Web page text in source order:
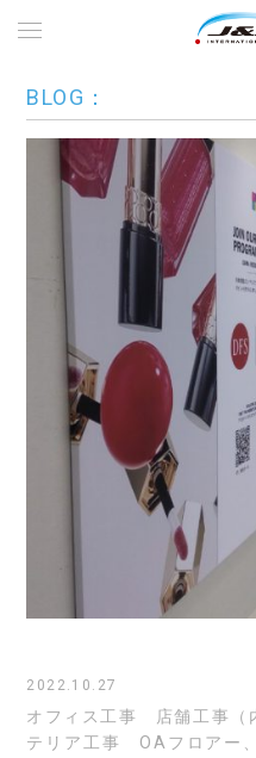
BLOG：
2022.10.27
オフィス工事 店舗工事
テリア工事 OAフロアー